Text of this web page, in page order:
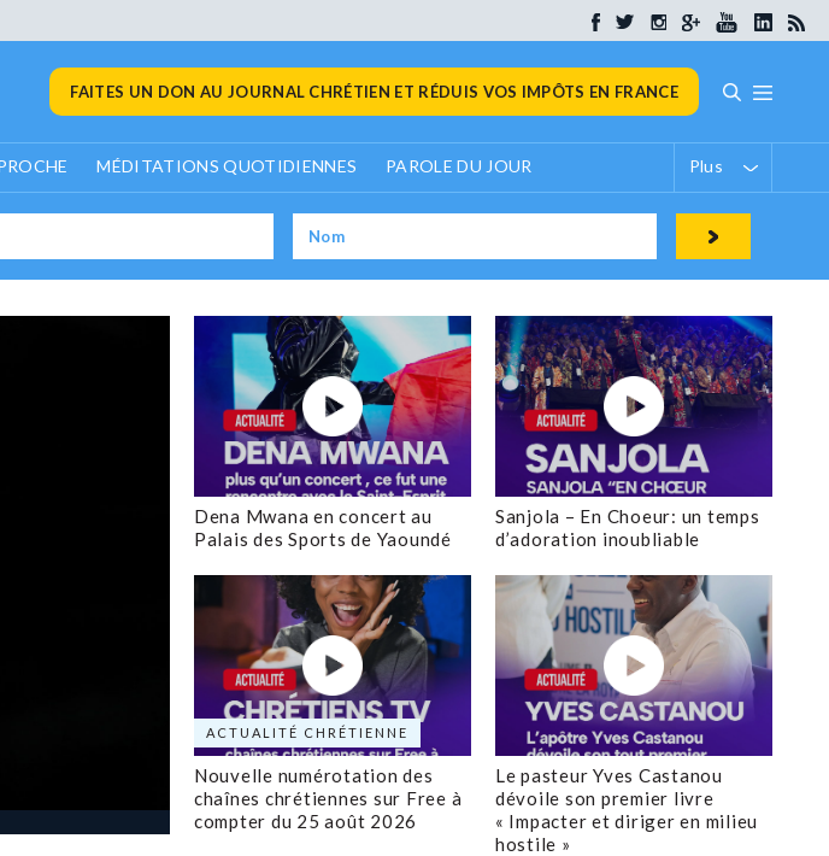
FAITES UN DON AU JOURNAL CHRÉTIEN ET RÉDUIS VOS IMPÔTS EN FRANCE
MÉDITATIONS QUOTIDIENNES PAROLE DU JOUR Plus
Dena Mwana en concert au
Palais des Sports de Yaoundé
Sanjola – En Choeur: un temps
d’adoration inoubliable
ACTUALITÉ CHRÉTIENNE
Nouvelle numérotation des
chaînes chrétiennes sur Free à
compter du 25 août 2026
Le pasteur Yves Castanou
dévoile son premier livre
« Impacter et diriger en milieu
hostile »